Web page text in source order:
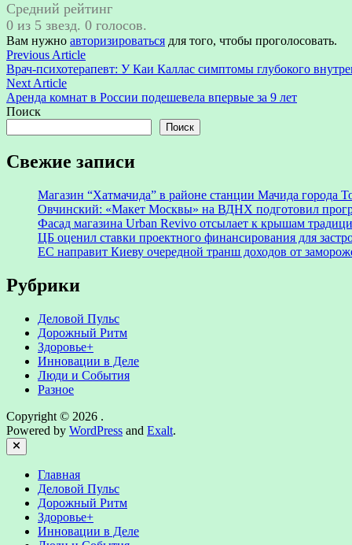
Средний рейтинг
0 из 5 звезд. 0 голосов.
Вам нужно авторизироваться для того, чтобы проголосовать.
Навигация
по
записям
Previous ArticlePrevious
article:
Врач-психотерапевт: У Каи Каллас симптомы глубокого
Next ArticleNext
article:
Аренда комнат в России подешевела впервые за 9 лет
Поиск
Поиск
Свежие записи
Магазин “Хатмачида” в районе станции Мачида города
Овчинский: «Макет Москвы» на ВДНХ подготовил
Фасад магазина Urban Revivo отсылает к крышам
ЦБ оценил ставки проектного финансирования для
ЕС направит Киеву очередной транш доходов от
Рубрики
Деловой Пульс
Дорожный Ритм
Здоровье+
Инновации в Деле
Люди и События
Разное
Copyright © 2026 .
Powered by WordPress and Exalt.
Close
Главная
Деловой Пульс
Дорожный Ритм
Здоровье+
Инновации в Деле